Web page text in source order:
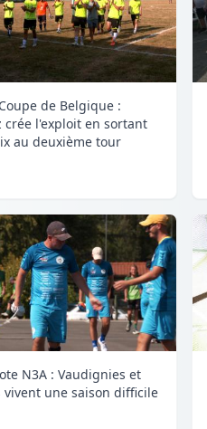
de Belgique :
crée l'exploit en sortant
au deuxième tour
N3A : Vaudignies et
vivent une saison difficile